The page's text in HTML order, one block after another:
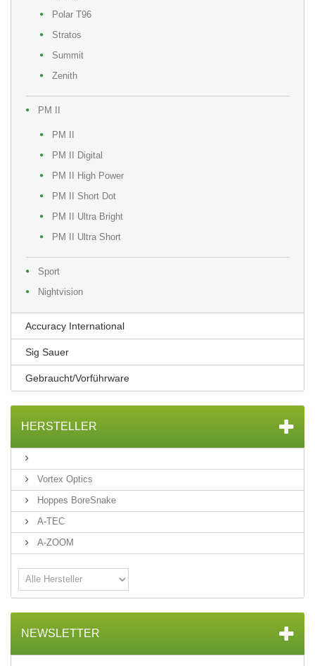
Polar T96
Stratos
Summit
Zenith
PM II
PM II
PM II Digital
PM II High Power
PM II Short Dot
PM II Ultra Bright
PM II Ultra Short
Sport
Nightvision
Accuracy International
Sig Sauer
Gebraucht/Vorführware
HERSTELLER
Vortex Optics
Hoppes BoreSnake
A-TEC
A-ZOOM
NEWSLETTER